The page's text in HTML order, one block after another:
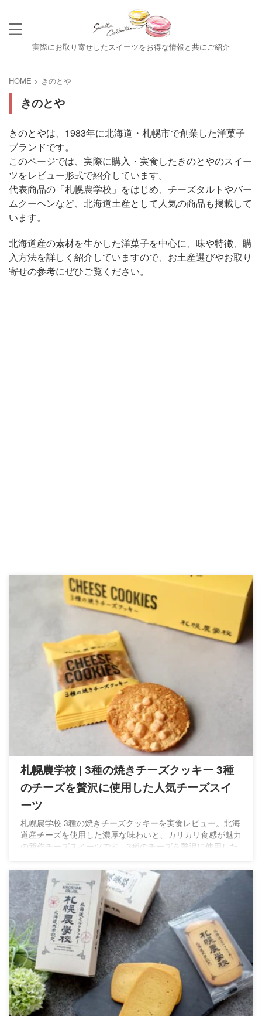
実際にお取り寄せしたスイーツをお得な情報と共にご紹介
HOME > きのとや
きのとや
きのとやは、1983年に北海道・札幌市で創業した洋菓子
ブランドです。
このページでは、実際に購入・実食したきのとやのスイー
ツをレビュー形式で紹介しています。
代表商品の「札幌農学校」をはじめ、チーズタルトやバー
ムクーヘンなど、北海道土産として人気の商品も掲載して
います。
北海道産の素材を生かした洋菓子を中心に、味や特徴、購
入方法を詳しく紹介していますので、お土産選びやお取り
寄せの参考にぜひご覧ください。
札幌農学校 | 3種の焼きチーズクッキー 3種
のチーズを贅沢に使用した人気チーズスイ
ーツ
札幌農学校 3種の焼きチーズクッキーを実食レビュー。北海
道産チーズを使用した濃厚な味わいと、カリカリ食感が魅力
の新作チーズスイーツです。3種のチーズを贅沢に使用した